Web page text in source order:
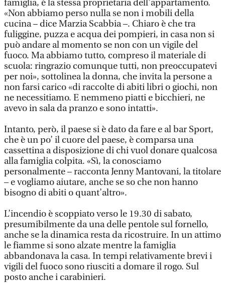
famiglia, è la stessa proprietaria dell’appartamento.
«Non abbiamo perso nulla se non i mobili della
cucina – dice Marzia Scabbia –. Chiaro è che tra
fuliggine, puzza e acqua dei pompieri, in casa non si
può andare al momento se non con un vigile del
fuoco. Ma abbiamo tutto, compreso il materiale di
scuola: ringrazio comunque tutti, non preoccupatevi
per noi», sottolinea la donna, che invita la persone a
non farsi carico «di raccolte di abiti libri o giochi, non
ne necessitiamo. E nemmeno piatti e bicchieri, ne
avevo in sala da pranzo e sono intatti».
Intanto, però, il paese si è dato da fare e al bar Sport,
che è un po’ il cuore del paese, è comparsa una
cassettina a disposizione di chi vuol donare qualcosa
alla famiglia colpita. «Sì, la conosciamo
personalmente – racconta Jenny Mantovani, la titolare
– e vogliamo aiutare, anche se so che non hanno
bisogno di abiti o quant’altro».
L’incendio è scoppiato verso le 19.30 di sabato,
presumibilmente da una delle pentole sul fornello,
anche se la dinamica resta da ricostruire. In un attimo
le fiamme si sono alzate mentre la famiglia
abbandonava la casa. In tempi relativamente brevi i
vigili del fuoco sono riusciti a domare il rogo. Sul
posto anche i carabinieri.